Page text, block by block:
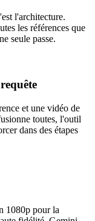
l'architecture.
les références que
seule passe.
et une vidéo de
toutes, l'outil
dans des étapes
1080p pour la